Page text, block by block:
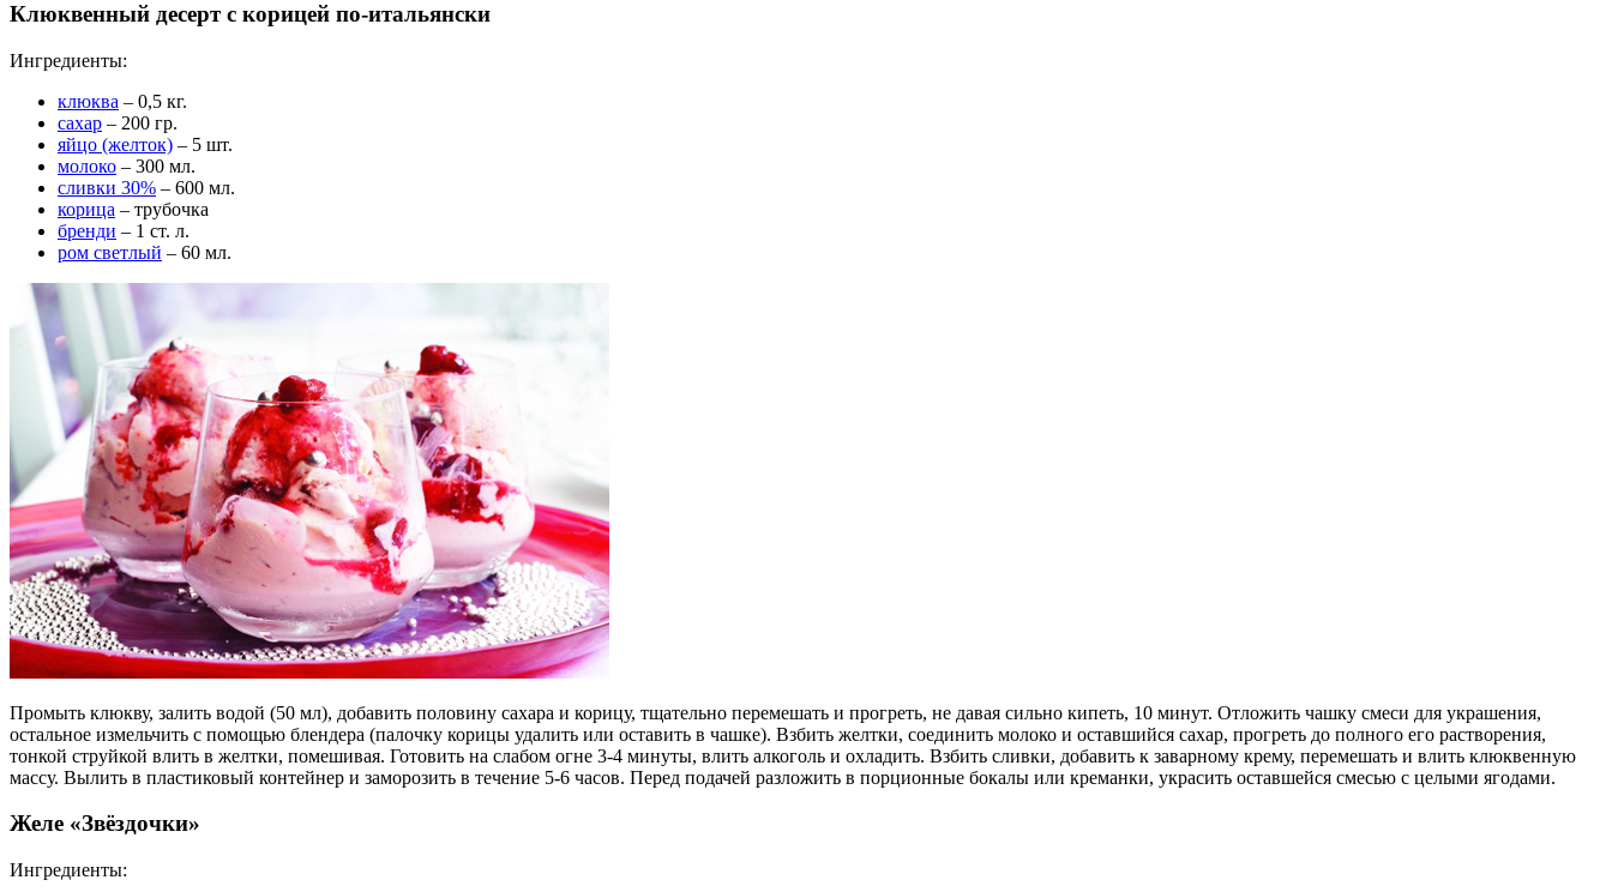
Клюквенный десерт с корицей по-итальянски
Ингредиенты:
клюква – 0,5 кг.
сахар – 200 гр.
яйцо (желток) – 5 шт.
молоко – 300 мл.
сливки 30% – 600 мл.
корица – трубочка
бренди – 1 ст. л.
ром светлый – 60 мл.
Промыть клюкву, залить водой (50 мл), добавить половину сахара и корицу, тщательно перемешать и прогреть, не давая сильно кипеть, 10 минут. Отложить чашку смеси для украшения,
остальное измельчить с помощью блендера (палочку корицы удалить или оставить в чашке). Взбить желтки, соединить молоко и оставшийся сахар, прогреть до полного его растворения,
тонкой струйкой влить в желтки, помешивая. Готовить на слабом огне 3-4 минуты, влить алкоголь и охладить. Взбить сливки, добавить к заварному крему, перемешать и влить клюквенную
массу. Вылить в пластиковый контейнер и заморозить в течение 5-6 часов. Перед подачей разложить в порционные бокалы или креманки, украсить оставшейся смесью с целыми ягодами.
Желе «Звёздочки»
Ингредиенты: